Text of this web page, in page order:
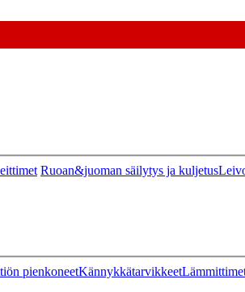
Ruoan&juoman säilytys ja kuljetus
pienkoneetKännykkätarvikkeet